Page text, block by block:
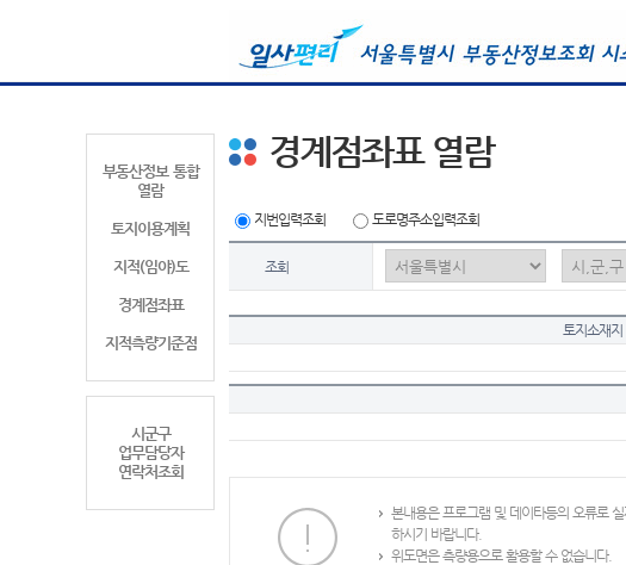
부동산정보 통합
열람
토지이용계획
지적(임야)도
경계점좌표
지적측량기준점
시군구
업무담당자
연락처조회
경계점좌표 열람
지번입력조회 도로명주소입력조회
조회
토지소재지
본내용은 프로그램 및 데이타등의 오류로
하시기 바랍니다.
위도면은 측량용으로 활용할 수 없습니다.